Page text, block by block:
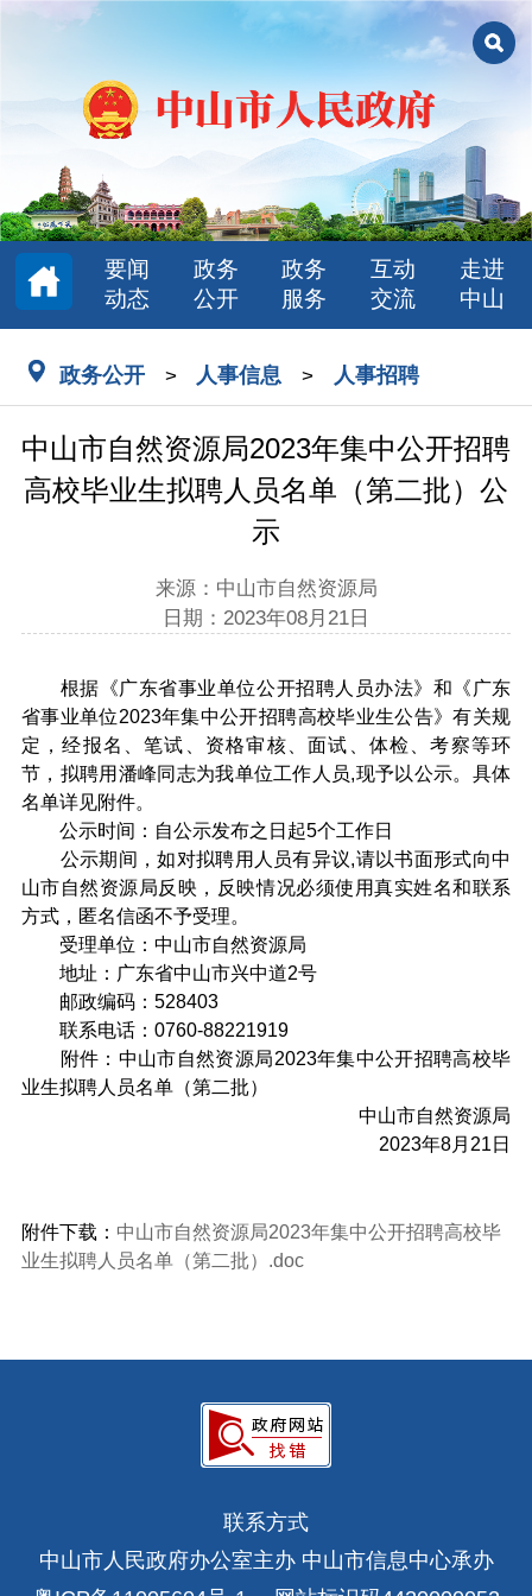
要闻
动态
政务
公开
政务
服务
互动
交流
走进
中山
政务公开 > 人事信息 > 人事招聘
中山市自然资源局2023年集中公开招聘
高校毕业生拟聘人员名单（第二批）公
示
来源：中山市自然资源局
日期：2023年08月21日
根据《广东省事业单位公开招聘人员办法》和《广东
省事业单位2023年集中公开招聘高校毕业生公告》有关规
定，经报名、笔试、资格审核、面试、体检、考察等环
节，拟聘用潘峰同志为我单位工作人员,现予以公示。具体
名单详见附件。
公示时间：自公示发布之日起5个工作日
公示期间，如对拟聘用人员有异议,请以书面形式向中
山市自然资源局反映，反映情况必须使用真实姓名和联系
方式，匿名信函不予受理。
受理单位：中山市自然资源局
地址：广东省中山市兴中道2号
邮政编码：528403
联系电话：0760-88221919
附件：中山市自然资源局2023年集中公开招聘高校毕
业生拟聘人员名单（第二批）
中山市自然资源局
2023年8月21日
附件下载： 中山市自然资源局2023年集中公开招聘高校毕
业生拟聘人员名单（第二批）.doc
联系方式
中山市人民政府办公室主办 中山市信息中心承办